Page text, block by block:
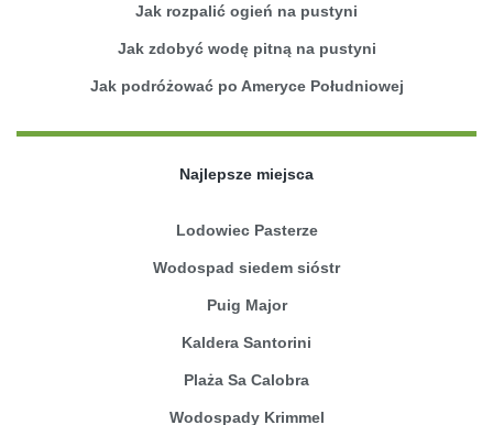
Jak rozpalić ogień na pustyni
Jak zdobyć wodę pitną na pustyni
Jak podróżować po Ameryce Południowej
Najlepsze miejsca
Lodowiec Pasterze
Wodospad siedem sióstr
Puig Major
Kaldera Santorini
Plaża Sa Calobra
Wodospady Krimmel